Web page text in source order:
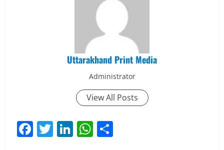
Uttarakhand Print Media
Administrator
View All Posts
Facebook
Twitter
LinkedIn
WhatsApp